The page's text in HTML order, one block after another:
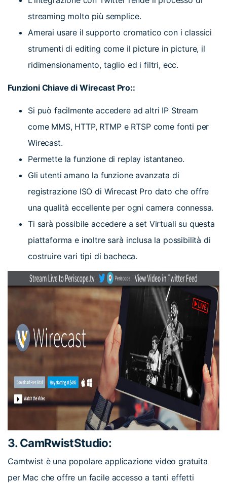
streaming molto più semplice.
Amerai usare il supporto cromatico con i classici
strumenti di editing come il picture in picture, il
ridimensionamento, taglio ed i filtri, ecc.
Funzioni Chiave di Wirecast Pro::
Si può facilmente accedere ad altri IP Stream
come MMS, HTTP, RTMP e RTSP come fonti per
Wirecast.
Permette la funzione di replay istantaneo.
Gli utenti amano la funzione avanzata di
registrazione ISO di Wirecast Pro dato che offre
una qualità eccellente per ogni camera connessa.
Ti sarà possibile accedere a set Virtuali su questa
piattaforma e inoltre sarà inclusa la possibilità di
costruire vari tipi di bacheca.
3. CamRwistStudio:
Camtwist è una popolare applicazione video gratuita
per Mac che offre un facile accesso a tanti effetti